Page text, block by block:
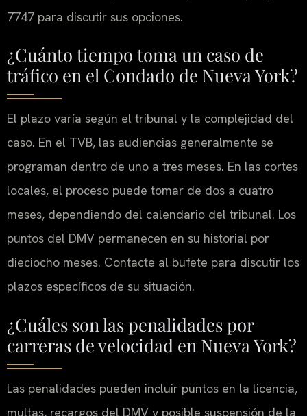
7747 para discutir sus opciones.
¿Cuánto tiempo toma un caso de
tráfico en el Condado de Nueva York?
El plazo varía según el tribunal y la complejidad del
caso. En el TVB, las audiencias generalmente se
programan dentro de uno a tres meses. En las cortes
locales, el proceso puede tomar de dos a cuatro
meses, dependiendo del calendario del tribunal. Los
puntos del DMV permanecen en su historial por
dieciocho meses. Contacte al bufete para discutir los
plazos específicos de su situación.
¿Cuáles son las penalidades por
carreras de velocidad en Nueva York?
Las penalidades pueden incluir puntos en la licencia,
multas, recargos del DMV y posible suspensión de la